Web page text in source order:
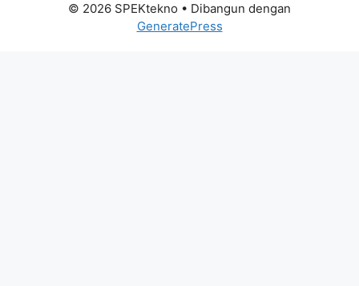
© 2026 SPEKtekno • Dibangun dengan
GeneratePress